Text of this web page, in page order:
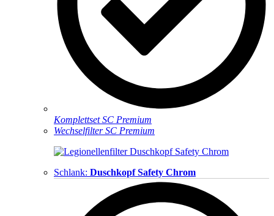
Komplettset SC Premium
Wechselfilter SC Premium
Schlank: Duschkopf Safety Chrom